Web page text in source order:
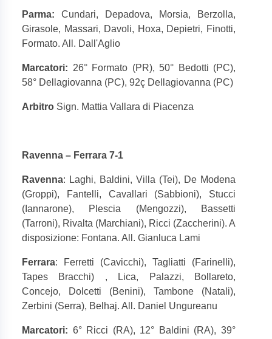
Parma: Cundari, Depadova, Morsia, Berzolla,
Girasole, Massari, Davoli, Hoxa, Depietri, Finotti,
Formato. All. Dall'Aglio
Marcatori: 26° Formato (PR), 50° Bedotti (PC),
58° Dellagiovanna (PC), 92ç Dellagiovanna (PC)
Arbitro Sign. Mattia Vallara di Piacenza
Ravenna – Ferrara 7-1
Ravenna: Laghi, Baldini, Villa (Tei), De Modena
(Groppi), Fantelli, Cavallari (Sabbioni), Stucci
(Iannarone), Plescia (Mengozzi), Bassetti
(Tarroni), Rivalta (Marchiani), Ricci (Zaccherini). A
disposizione: Fontana. All. Gianluca Lami
Ferrara: Ferretti (Cavicchi), Tagliatti (Farinelli),
Tapes Bracchi) , Lica, Palazzi, Bollareto,
Concejo, Dolcetti (Benini), Tambone (Natali),
Zerbini (Serra), Belhaj. All. Daniel Ungureanu
Marcatori: 6° Ricci (RA), 12° Baldini (RA), 39°